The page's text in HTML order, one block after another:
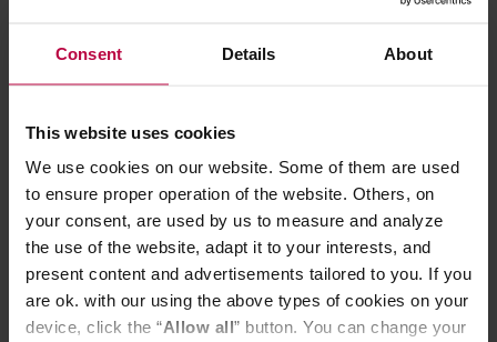
Consent Details About
This website uses cookies
We use cookies on our website. Some of them are used
to ensure proper operation of the website. Others, on
your consent, are used by us to measure and analyze
the use of the website, adapt it to your interests, and
present content and advertisements tailored to you. If you
are ok. with our using the above types of cookies on your
device, click the “Allow all” button. You can change your
Mahlkönig
Manhattan Coffee Roasters
Many Mornings
Matcha Bros
Matchasome
Melitta
Miga Coffee
MiiR